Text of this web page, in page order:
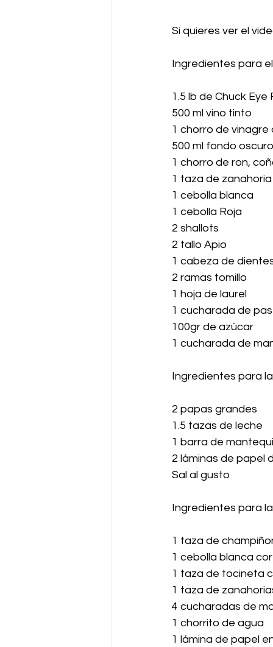
Si quieres ver el
Ingredientes para
1.5 lb de Chuck
500 ml vino tinto
1 chorro de vinagre
500 ml fondo
1 chorro de ron,
1 taza de
1 cebolla blanca
1 cebolla Roja
2 shallots
2 tallo Apio
1 cabeza de
2 ramas tomillo
1 hoja de laurel
1 cucharada de
100gr de azúcar
1 cucharada de
Ingredientes para
2 papas grandes
1.5 tazas de leche
1 barra de
2 láminas de papel
Sal al gusto
Ingredientes para
1 taza de
1 cebolla blanca
1 taza de tocineta
1 taza de
4 cucharadas de
1 chorrito de agua
1 lámina de papel